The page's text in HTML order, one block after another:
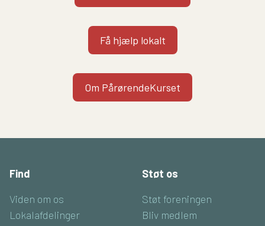
Få hjælp lokalt
Om PårørendeKurset
Find
Viden om os
Lokalafdelinger
Støt os
Støt foreningen
Bliv medlem